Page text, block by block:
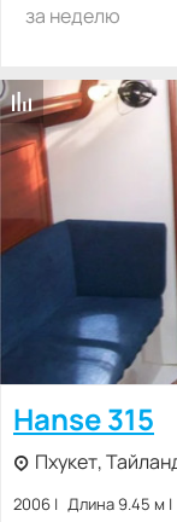
за неделю
Hanse 315
Пхукет,
2006 Длина 9.45 м